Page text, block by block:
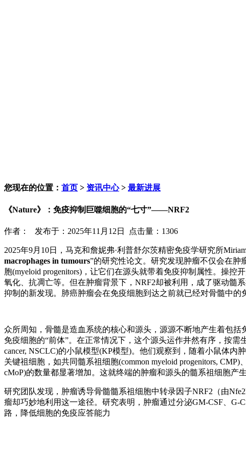
您现在的位置： 首页 > 资讯中心> 最新进展
《Nature》：免疫抑制巨噬细胞的“七寸”——NRF2
作者： 发布于：2025年11月12日 点击量：1306
2025年9月10日，马克和詹妮弗·利普舒尔茨精密免疫学研究所
macrophages in tumours”的研究性论文。研究发现肿瘤不仅会在肿
胞(myeloid progenitors)，让它们在源头就带着免疫抑制属性。操控
氧化、抗凋亡等。但在肿瘤背景下，NRF2却被利用，成了驱动髓
抑制的新发现。肺癌肿瘤会在免疫细胞到达之前就已经对骨髓中的
众所周知，骨髓是造血系统的核心和源头，源源不断地产生着包括
免疫细胞的“前体”。在正常情况下，这个源头运作井然有序，按
cancer, NSCLC)的小鼠模型(KP模型)。他们观察到，随着小鼠体
关键祖细胞，如共同髓系祖细胞(common myeloid progenitors, CMP)
cMoP)的数量都显著增加。这就终端的肿瘤和源头的髓系祖细胞产
研究团队发现，肿瘤诱导骨髓髓系祖细胞中转录因子NRF2（由
瘤却巧妙地利用这一途径。研究表明，肿瘤通过分泌GM-CSF、
路，降低细胞的免疫应答能力